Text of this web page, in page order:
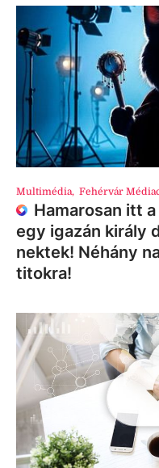
Multimédia, Fehérvár
Hamarosan itt
egy igazán király
nektek! Néhány
titokra!